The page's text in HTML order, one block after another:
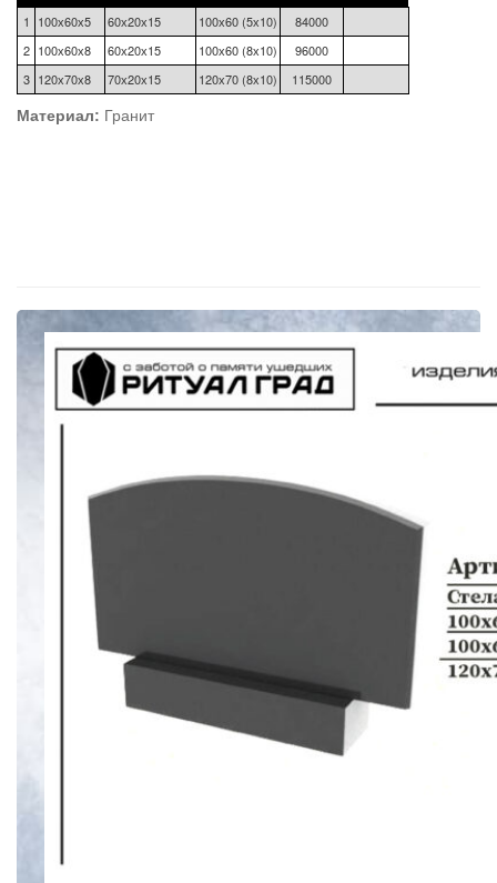
1 100х60х5 60х20х15 100х60 (5х10)
84000
2 100х60х8 60х20х15 100х60 (8х10)
96000
3 120х70х8 70х20х15 120х70 (8х10) 115000
Материал: Гранит